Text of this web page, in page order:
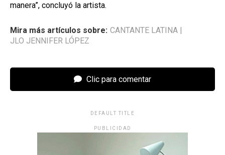
manera”, concluyó la artista.
Mira más artículos sobre: CANTANTE LATINA
JLO JENNIFER LÓPEZ
Clic para comentar
DEFAULT TITLE
PUBLICIDAD